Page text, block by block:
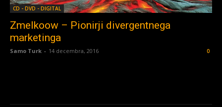
CD - DVD - DIGITAL
Zmelkoow – Pionirji divergentnega
marketinga
Samo Turk - 14 decembra, 2016 0